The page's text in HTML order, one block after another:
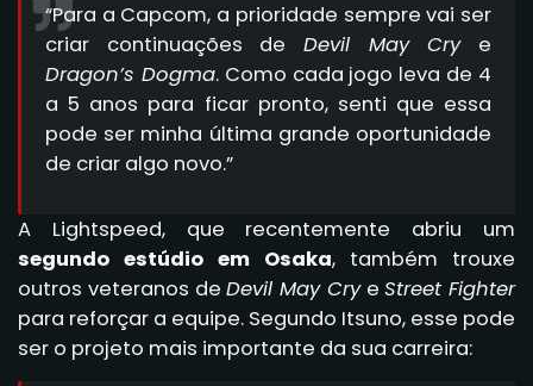
“Para a Capcom, a prioridade sempre vai ser
criar continuações de Devil May Crye
Dragon’s Dogma. Como cada jogo leva de 4
a 5 anos para ficar pronto, senti que essa
pode ser minha última grande oportunidade
de criar algo novo.”
A Lightspeed, que recentemente abriu um
segundo estúdio em Osaka, também trouxe
outros veteranos deDevil May CryeStreet Fighter
para reforçar a equipe. Segundo Itsuno, esse pode
ser o projeto mais importante da sua carreira: